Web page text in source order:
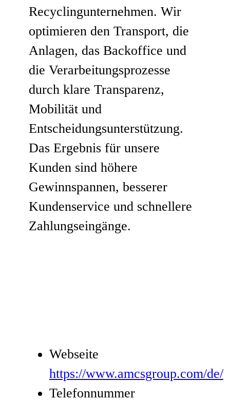
Recyclingunternehmen. Wir
optimieren den Transport, die
Anlagen, das Backoffice und
die Verarbeitungsprozesse
durch klare Transparenz,
Mobilität und
Entscheidungsunterstützung.
Das Ergebnis für unsere
Kunden sind höhere
Gewinnspannen, besserer
Kundenservice und schnellere
Zahlungseingänge.
Webseite
https://www.amcsgroup.com/de/
Telefonnummer